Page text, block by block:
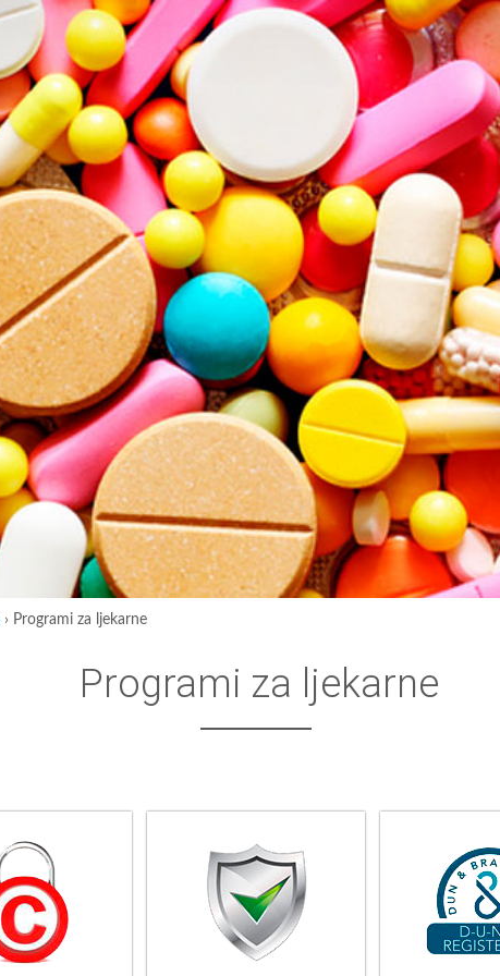
› Programi za ljekarne
Programi za ljekarne